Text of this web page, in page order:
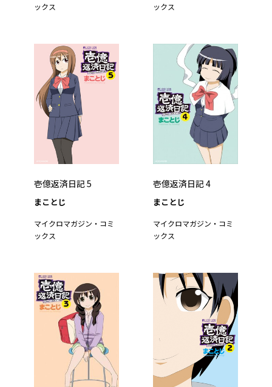
ックス
ックス
壱億返済日記 5
まことじ
マイクロマガジン・コミ
ックス
壱億返済日記 4
まことじ
マイクロマガジン・コミ
ックス